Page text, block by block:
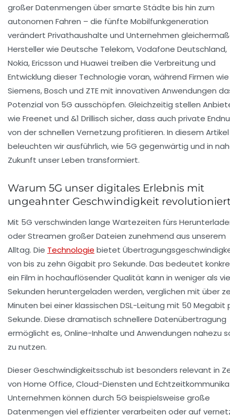
großer Datenmengen über smarte Städte bis hin zum
autonomen Fahren – die fünfte Mobilfunkgeneration
verändert Privathaushalte und Unternehmen
Hersteller wie Deutsche Telekom,Vodafone Deutschland,
Nokia,Ericsson und Huawei treiben die Verbreitung und
Entwicklung dieser Technologie voran, während Firmen wie
Siemens,Bosch und ZTEmit innovativen Anwendungen
Potenzial von 5G ausschöpfen. Gleichzeitig stellen
wie Freenet und &1 Drillisch sicher, dass auch private
von der schnellen Vernetzung profitieren. In diesem Artikel
beleuchten wir ausführlich, wie 5G gegenwärtig und in
Zukunft unser Leben transformiert.
Warum 5G unser digitales Erlebnis mit
ungeahnter Geschwindigkeit
Mit 5G verschwinden lange Wartezeiten fürs
oder Streamen großer Dateien zunehmend aus unserem
Alltag. Die Technologie bietet
von bis zu zehn Gigabit pro Sekunde. Das bedeutet
ein Film in hochauflösender Qualität kann in weniger als
Sekunden heruntergeladen werden, verglichen mit über
Minuten bei einer klassischen DSL-Leitung mit 50 Megabit
Sekunde. Diese dramatisch schnellere Datenübertragung
ermöglicht es, Online-Inhalte und Anwendungen nahezu
zu nutzen.
Dieser Geschwindigkeitsschub ist besonders relevant in
von Home Office, Cloud-Diensten und
Unternehmen können durch 5G beispielsweise große
Datenmengen viel effizienter verarbeiten oder auf